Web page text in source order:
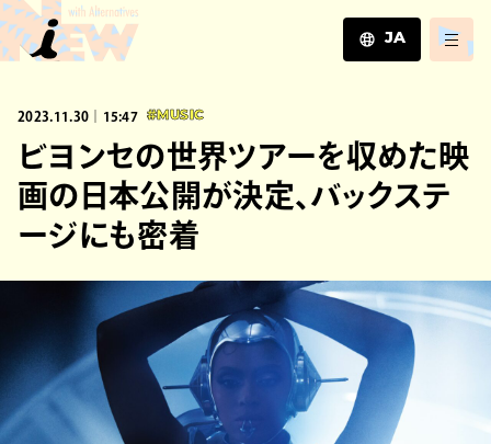
JA
ZH
2023.11.30｜15:47 #MUSIC
ビヨンセの世界ツアーを収めた映
画の日本公開が決定、バックステ
ージにも密着